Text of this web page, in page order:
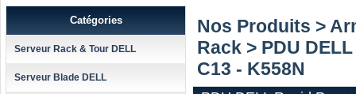
Catégories
Serveur Rack & Tour DELL
Serveur Blade DELL
Nos Produits >
Rack > PDU
C13 - K558N